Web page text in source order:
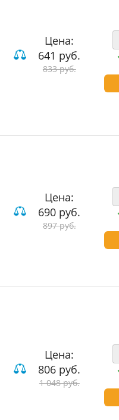
проходные
Цена:
641 руб.
833 руб.
Цена:
690 руб.
897 руб.
Цена:
806 руб.
1 048 руб.